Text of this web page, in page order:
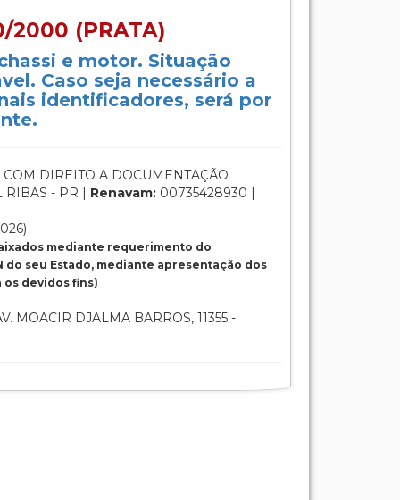
2000 (PRATA)
e motor. Situação
Caso seja necessário a
identificadores, será por
DIREITO A DOCUMENTAÇÃO
- PR | Renavam: 00735428930 |
mediante requerimento do
do seu Estado, mediante apresentação dos
devidos fins)
MOACIR DJALMA BARROS, 11355 -